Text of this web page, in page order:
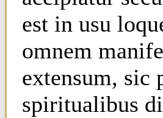
est in usu
omnem
extensum, sic
spiritualibus